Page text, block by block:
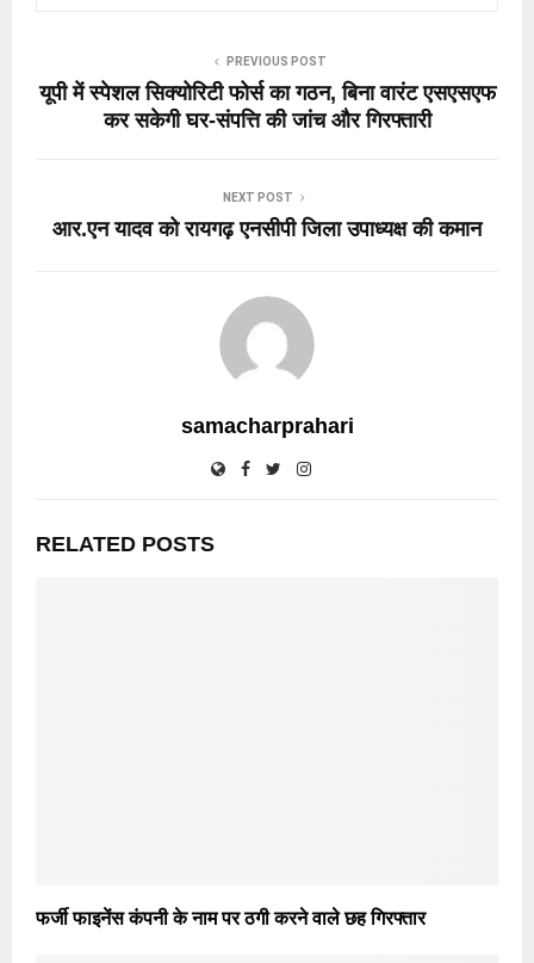
PREVIOUS POST
यूपी में स्पेशल सिक्योरिटी फोर्स का गठन, बिना वारंट एसएसएफ
कर सकेगी घर-संपत्ति की जांच और गिरफ्तारी
NEXT POST
आर.एन यादव को रायगढ़ एनसीपी जिला उपाध्यक्ष की कमान
samacharprahari
RELATED POSTS
फर्जी फाइनेंस कंपनी के नाम पर ठगी करने वाले छह गिरफ्तार